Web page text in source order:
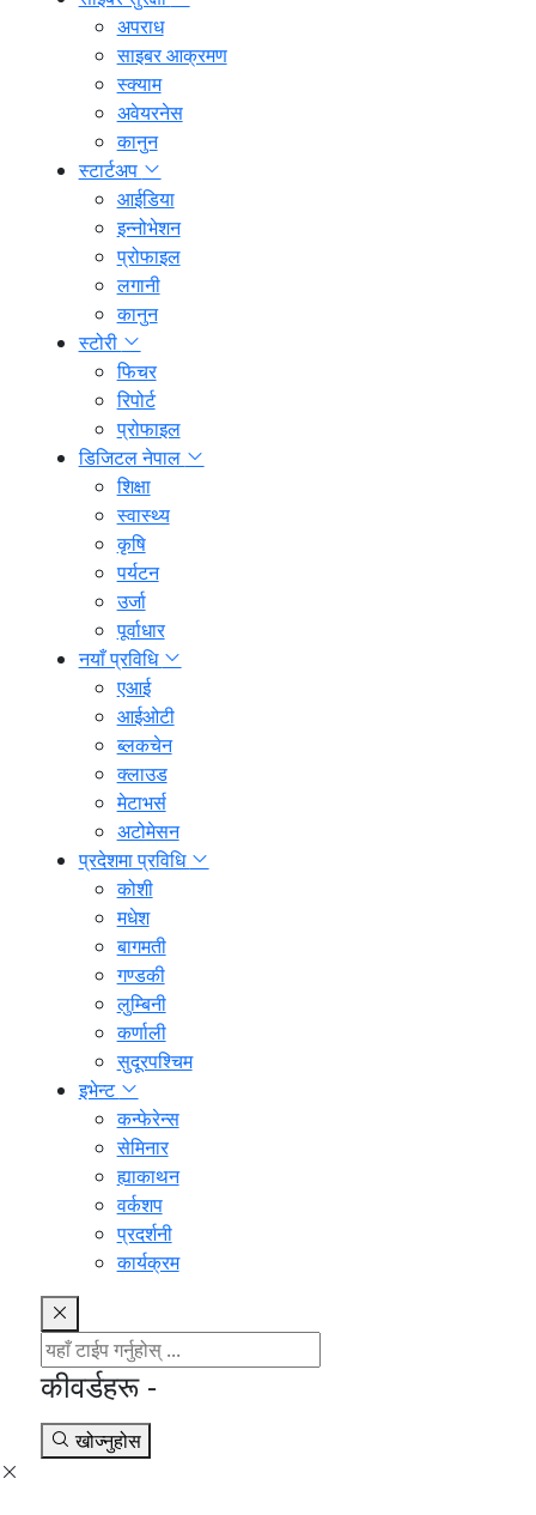
अपराध
साइबर आक्रमण
स्क्याम
अवेयरनेस
कानुन
स्टार्टअप
आईडिया
इन्नोभेशन
प्रोफाइल
लगानी
कानुन
स्टोरी
फिचर
रिपोर्ट
प्रोफाइल
डिजिटल नेपाल
शिक्षा
स्वास्थ्य
कृषि
पर्यटन
उर्जा
पूर्वाधार
नयाँ प्रविधि
एआई
आईओटी
ब्लकचेन
क्लाउड
मेटाभर्स
अटोमेसन
प्रदेशमा प्रविधि
कोशी
मधेश
बागमती
गण्डकी
लुम्बिनी
कर्णाली
सुदूरपश्चिम
इभेन्ट
कन्फेरेन्स
सेमिनार
ह्याकाथन
वर्कशप
प्रदर्शनी
कार्यक्रम
कीवर्डहरू -
खोज्नुहोस